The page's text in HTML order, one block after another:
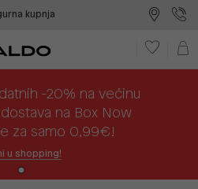
kupnja
-20% na većinu
na Box Now
za samo 0,99€!
u shopping!